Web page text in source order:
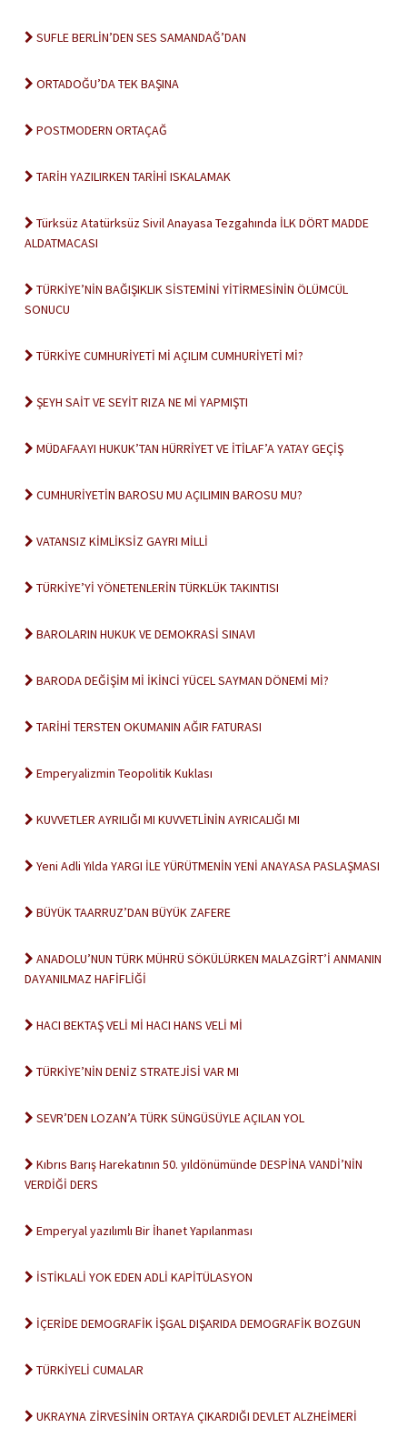
SUFLE BERLİN’DEN SES SAMANDAĞ’DAN
ORTADOĞU’DA TEK BAŞINA
POSTMODERN ORTAÇAĞ
TARİH YAZILIRKEN TARİHİ ISKALAMAK
Türksüz Atatürksüz Sivil Anayasa Tezgahında İLK DÖRT MADDE
ALDATMACASI
TÜRKİYE’NİN BAĞIŞIKLIK SİSTEMİNİ YİTİRMESİNİN ÖLÜMCÜL
SONUCU
TÜRKİYE CUMHURİYETİ Mİ AÇILIM CUMHURİYETİ Mİ?
ŞEYH SAİT VE SEYİT RIZA NE Mİ YAPMIŞTI
MÜDAFAAYI HUKUK’TAN HÜRRİYET VE İTİLAF’A YATAY GEÇİŞ
CUMHURİYETİN BAROSU MU AÇILIMIN BAROSU MU?
VATANSIZ KİMLİKSİZ GAYRI MİLLİ
TÜRKİYE’Yİ YÖNETENLERİN TÜRKLÜK TAKINTISI
BAROLARIN HUKUK VE DEMOKRASİ SINAVI
BARODA DEĞİŞİM Mİ İKİNCİ YÜCEL SAYMAN DÖNEMİ Mİ?
TARİHİ TERSTEN OKUMANIN AĞIR FATURASI
Emperyalizmin Teopolitik Kuklası
KUVVETLER AYRILIĞI MI KUVVETLİNİN AYRICALIĞI MI
Yeni Adli Yılda YARGI İLE YÜRÜTMENİN YENİ ANAYASA PASLAŞMASI
BÜYÜK TAARRUZ’DAN BÜYÜK ZAFERE
ANADOLU’NUN TÜRK MÜHRÜ SÖKÜLÜRKEN MALAZGİRT’İ ANMANIN
DAYANILMAZ HAFİFLİĞİ
HACI BEKTAŞ VELİ Mİ HACI HANS VELİ Mİ
TÜRKİYE’NİN DENİZ STRATEJİSİ VAR MI
SEVR’DEN LOZAN’A TÜRK SÜNGÜSÜYLE AÇILAN YOL
Kıbrıs Barış Harekatının 50. yıldönümünde DESPİNA VANDİ’NİN
VERDİĞİ DERS
Emperyal yazılımlı Bir İhanet Yapılanması
İSTİKLALİ YOK EDEN ADLİ KAPİTÜLASYON
İÇERİDE DEMOGRAFİK İŞGAL DIŞARIDA DEMOGRAFİK BOZGUN
TÜRKİYELİ CUMALAR
UKRAYNA ZİRVESİNİN ORTAYA ÇIKARDIĞI DEVLET ALZHEİMERİ